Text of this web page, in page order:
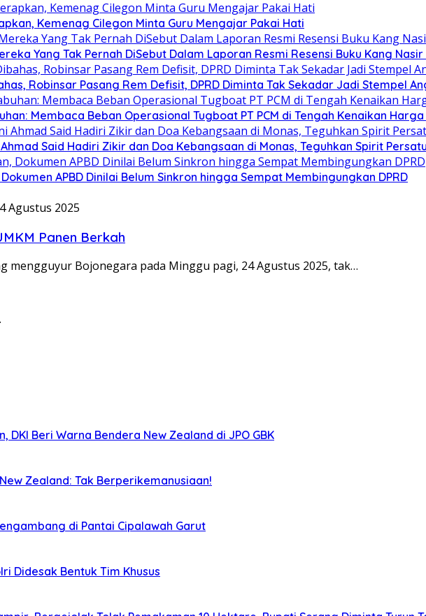
Kemenag Cilegon Minta Guru Mengajar Pakai Hati
Yang Tak Pernah DiSebut Dalam Laporan Resmi Resensi Buku Kang
Robinsar Pasang Rem Defisit, DPRD Diminta Tak Sekadar Jadi Stempel
Membaca Beban Operasional Tugboat PT PCM di Tengah Kenaikan Harga
Said Hadiri Zikir dan Doa Kebangsaan di Monas, Teguhkan Spirit
APBD Dinilai Belum Sinkron hingga Sempat Membingungkan DPRD
Agustus 2025
Panen Berkah
mengguyur Bojonegara pada Minggu pagi, 24 Agustus 2025, tak…
DKI Beri Warna Bendera New Zealand di JPO GBK
Zealand: Tak Berperikemanusiaan!
di Pantai Cipalawah Garut
Didesak Bentuk Tim Khusus